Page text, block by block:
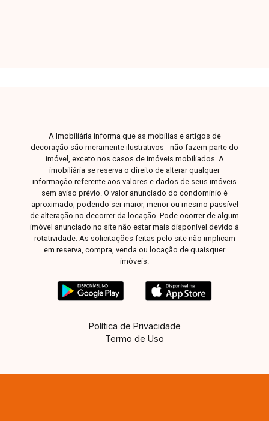
A Imobiliária informa que as mobílias e artigos de
decoração são meramente ilustrativos - não fazem parte do
imóvel, exceto nos casos de imóveis mobiliados. A
imobiliária se reserva o direito de alterar qualquer
informação referente aos valores e dados de seus imóveis
sem aviso prévio. O valor anunciado do condomínio é
aproximado, podendo ser maior, menor ou mesmo passível
de alteração no decorrer da locação. Pode ocorrer de algum
imóvel anunciado no site não estar mais disponível devido à
rotatividade. As solicitações feitas pelo site não implicam
em reserva, compra, venda ou locação de quaisquer
imóveis.
Política de Privacidade
Termo de Uso